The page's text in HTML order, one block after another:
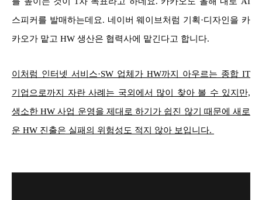
스피커를 발매하는데요. 네이버 웨이브처럼 기획·디자인을 카
카오가 맡고 HW 생산은 협력사에 맡긴다고 합니다.
이처럼 인터넷 서비스·SW 업체가 HW까지 아우르는 종합 IT
기업으로까지 자란 사례는 국외에서 많이 찾아 볼 수 있지만,
생소한 HW 사업 운영을 제대로 하기가 쉽진 않기 때문에 새로
운 HW 진출은 실패의 위험성도 적지 않아 보입니다.